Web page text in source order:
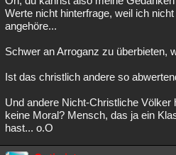
Werte nicht hinterfrage, weil ich
angehöre...
Schwer an Arroganz zu überbieten,
Ist das christlich andere so
Und andere Nicht-Christliche
keine Moral? Mensch, das ja ein
hast... o.O